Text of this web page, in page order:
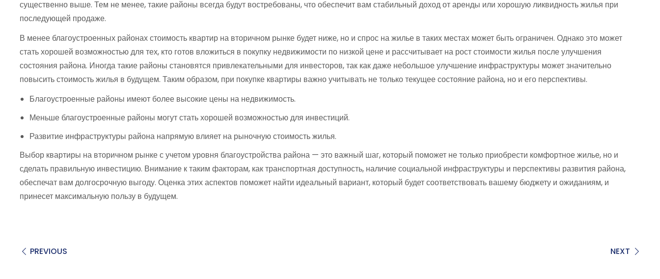
существенно выше. Тем не менее, такие районы всегда будут востребованы, что обеспечит вам стабильный доход от аренды или хорошую ликвидность жилья при
последующей продаже.
В менее благоустроенных районах стоимость квартир на вторичном рынке будет ниже, но и спрос на жилье в таких местах может быть ограничен. Однако это может
стать хорошей возможностью для тех, кто готов вложиться в покупку недвижимости по низкой цене и рассчитывает на рост стоимости жилья после улучшения
состояния района. Иногда такие районы становятся привлекательными для инвесторов, так как даже небольшое улучшение инфраструктуры может значительно
повысить стоимость жилья в будущем. Таким образом, при покупке квартиры важно учитывать не только текущее состояние района, но и его перспективы.
Благоустроенные районы имеют более высокие цены на недвижимость.
Меньше благоустроенные районы могут стать хорошей возможностью для инвестиций.
Развитие инфраструктуры района напрямую влияет на рыночную стоимость жилья.
Выбор квартиры на вторичном рынке с учетом уровня благоустройства района — это важный шаг, который поможет не только приобрести комфортное жилье, но и
сделать правильную инвестицию. Внимание к таким факторам, как транспортная доступность, наличие социальной инфраструктуры и перспективы развития района,
обеспечат вам долгосрочную выгоду. Оценка этих аспектов поможет найти идеальный вариант, который будет соответствовать вашему бюджету и ожиданиям, и
принесет максимальную пользу в будущем.
PREVIOUS NEXT